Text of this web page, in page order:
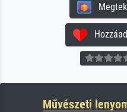
Művészeti